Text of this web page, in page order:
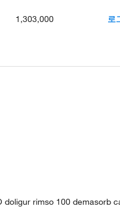
1,303,000 로
doligur rimso 100 demasorb